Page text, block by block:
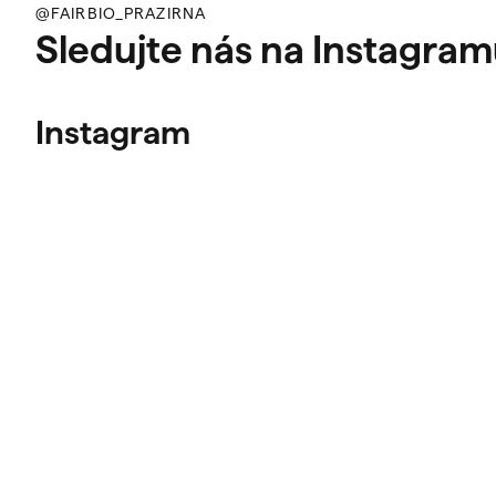
@FAIRBIO_PRAZIRNA
Sledujte nás na
Instagram